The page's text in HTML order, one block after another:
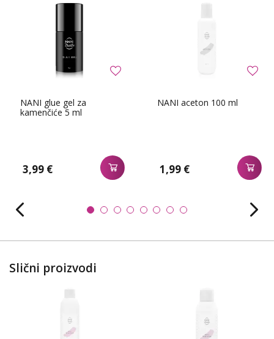
NANI glue gel za
kamenčiće 5 ml
3,99 €
NANI aceton 100 ml
1,99 €
Slični proizvodi